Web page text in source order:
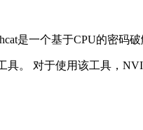
是一个基于CPU的密码
。 对于使用该工具，